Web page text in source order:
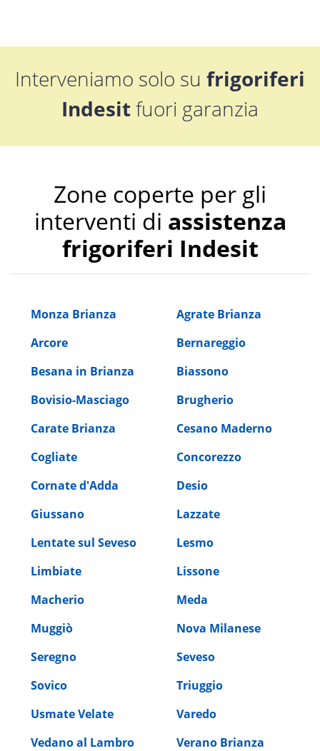
Interveniamo solo su frigoriferi
Indesitfuori garanzia
Zone coperte per gli
interventi di assistenza
frigoriferi Indesit
Monza Brianza
Agrate Brianza
Arcore
Bernareggio
Besana in Brianza
Biassono
Bovisio-Masciago
Brugherio
Carate Brianza
Cesano Maderno
Cogliate
Concorezzo
Cornate d'Adda
Desio
Giussano
Lazzate
Lentate sul Seveso
Lesmo
Limbiate
Lissone
Macherio
Meda
Muggiò
Nova Milanese
Seregno
Seveso
Sovico
Triuggio
Usmate Velate
Varedo
Vedano al Lambro
Verano Brianza